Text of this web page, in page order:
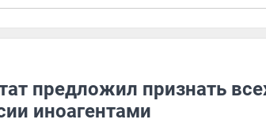
предложил признать
иноагентами